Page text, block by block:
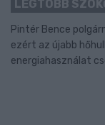
LEGTÖBB
Pintér Bence
ezért az újabb
energiahasználat